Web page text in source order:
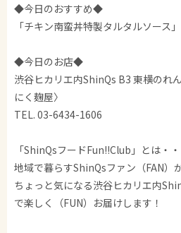
◆今日のおすすめ◆
「チキン南蛮丼特製タルタルソース
◆今日のお店◆
渋谷ヒカリエ内ShinQs B3 東横のれ
にく麹屋〉
TEL. 03-6434-1606
「ShinQsフードFun!!Club」とは・・
地域で暮らすShinQsファン（FAN）
ちょっと気になる渋谷ヒカリエ内
で楽しく（FUN）お届けします！